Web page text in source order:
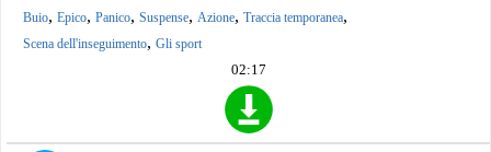
Buio, Epico, Panico, Suspense, Azione, Traccia temporanea,
Scena dell'inseguimento, Gli sport
02:17